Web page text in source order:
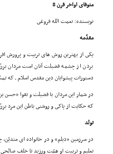
متوفاى اواخر قرن 8
نویسنده: نعمت الله فروغى
مقدّمه
یکى از بهترین روش هاى تربیت و پرورش
بردن از چشمه فضیلت آنان است مردان
دستورات پیشوایان دین مقدس اسلام ـ که
در شمار این مردان با فضیلت و تقوا «حسن
که حکایت از پاکى و روشنى باطن این مرد
تولد
در سرزمین «دیلم» و در خانواده اى
تعلیم و تربیت او همّت ورزید تا خلف